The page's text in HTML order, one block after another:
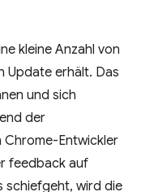
kleine Anzahl von
Update erhält. Das
und sich
der
Chrome-Entwickler
feedback auf
schiefgeht, wird die